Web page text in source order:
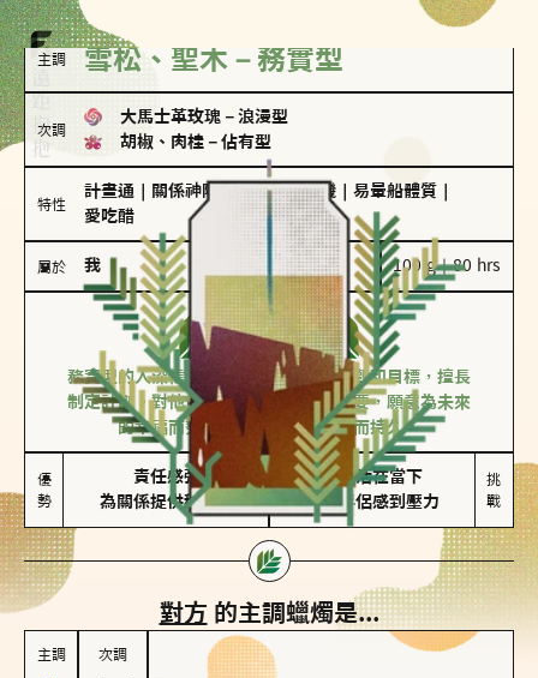
主調 雪松、聖木－務實型
次調
大馬士革玫瑰 － 浪漫型
胡椒、肉桂 － 佔有型
特性
計畫通 關係神隊友 驚喜製造機 易暈船體質
愛吃醋
屬於 我 100 g｜80 hrs
務實型
雪松、聖木
務實型的人深信愛情立基於共同的價值觀和目標，擅長
制定計劃。對他們來說，感情穩定最重要，願意為未來
的幸福而努力，讓愛情變得踏實而持久。
優
勢
責任感強
為關係提供穩定度
較難活在當下
易讓伴侶感到壓力
挑
戰
對方 的主調蠟燭是...
主調 次調